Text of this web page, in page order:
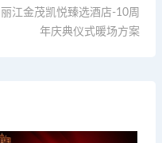
丽江金茂凯悦臻选酒店-10周
年庆典仪式暖场方案